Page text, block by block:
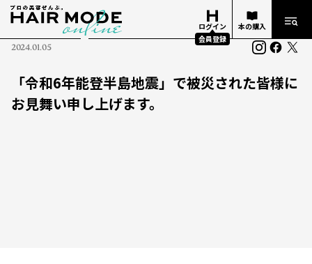
ログイン
会員登録
本の購入
2024.01.05
「令和6年能登半島地震」で被災された皆様に
お見舞い申し上げます。